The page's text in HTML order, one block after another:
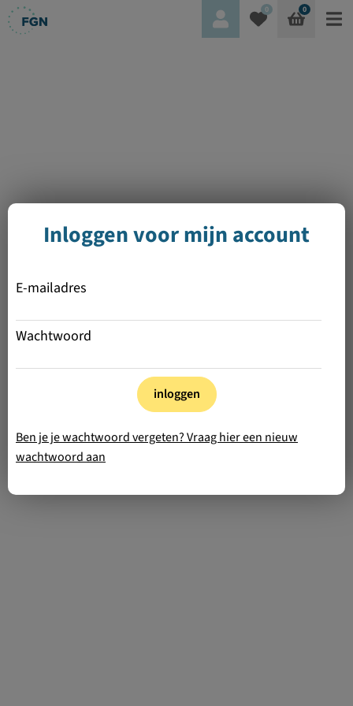
0 0
Inloggen voor mijn account
E-mailadres
Wachtwoord
inloggen
Ben je je wachtwoord vergeten? Vraag hier een nieuw
wachtwoord aan